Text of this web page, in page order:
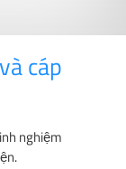
cáp
nghiệm